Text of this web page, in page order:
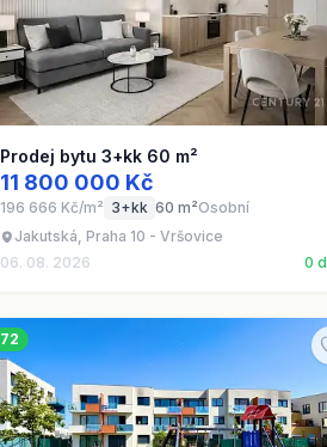
Prodej bytu 3+kk 60 m²
11 800 000 Kč
196 666 Kč/m² 3+kk 60 m²Osobní
Jakutská, Praha 10 - Vršovice
06. 08. 2026
0
72